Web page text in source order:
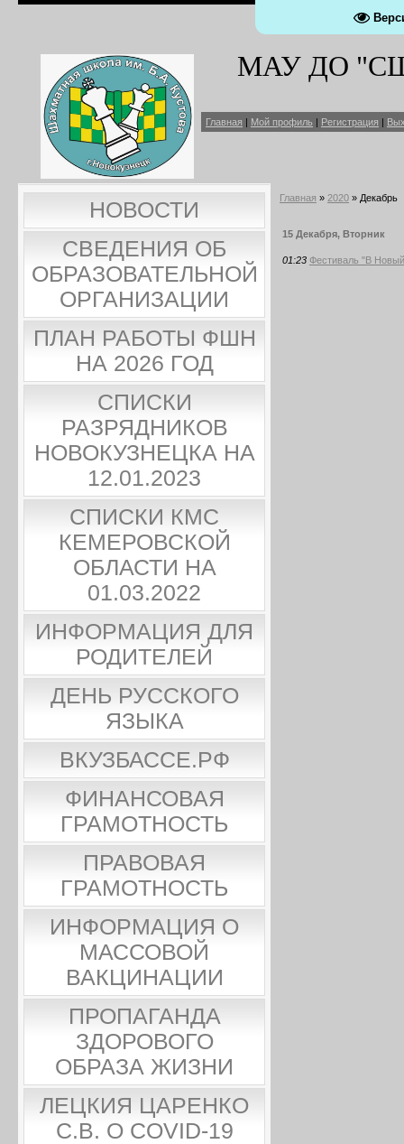
МАУ ДО "СШ
Главная | Мой профиль | Регистрация |
НОВОСТИ
СВЕДЕНИЯ ОБ
ОБРАЗОВАТЕЛЬНОЙ
ОРГАНИЗАЦИИ
ПЛАН РАБОТЫ ФШН
НА 2026 ГОД
СПИСКИ
РАЗРЯДНИКОВ
НОВОКУЗНЕЦКА НА
12.01.2023
СПИСКИ КМС
КЕМЕРОВСКОЙ
ОБЛАСТИ НА
01.03.2022
ИНФОРМАЦИЯ ДЛЯ
РОДИТЕЛЕЙ
ДЕНЬ РУССКОГО
ЯЗЫКА
ВКУЗБАССЕ.РФ
ФИНАНСОВАЯ
ГРАМОТНОСТЬ
ПРАВОВАЯ
ГРАМОТНОСТЬ
ИНФОРМАЦИЯ О
МАССОВОЙ
ВАКЦИНАЦИИ
ПРОПАГАНДА
ЗДОРОВОГО
ОБРАЗА ЖИЗНИ
ЛЕЦКИЯ ЦАРЕНКО
С.В. О COVID-19
Главная » 2020 » Декабрь
15 Декабря, Вторник
01:23 Фестиваль "В